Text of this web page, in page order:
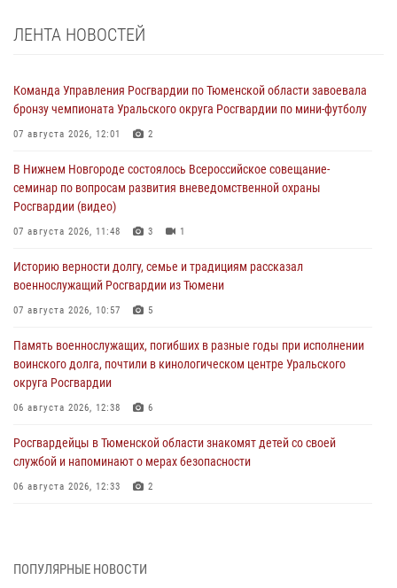
ЛЕНТА НОВОСТЕЙ
Команда Управления Росгвардии по Тюменской области завоевала
бронзу чемпионата Уральского округа Росгвардии по мини-футболу
07 августа 2026, 12:01 2
В Нижнем Новгороде состоялось Всероссийское совещание-
семинар по вопросам развития вневедомственной охраны
Росгвардии (видео)
07 августа 2026, 11:48 3 1
Историю верности долгу, семье и традициям рассказал
военнослужащий Росгвардии из Тюмени
07 августа 2026, 10:57 5
Память военнослужащих, погибших в разные годы при исполнении
воинского долга, почтили в кинологическом центре Уральского
округа Росгвардии
06 августа 2026, 12:38 6
Росгвардейцы в Тюменской области знакомят детей со своей
службой и напоминают о мерах безопасности
06 августа 2026, 12:33 2
06 августа 2026, 04:41 3
ПОПУЛЯРНЫЕ НОВОСТИ